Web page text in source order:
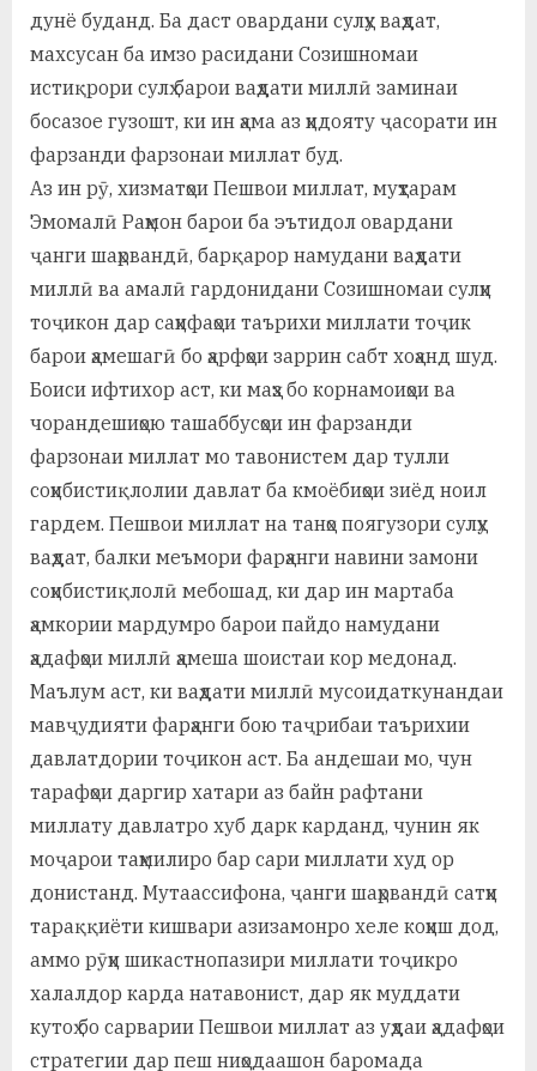
дунё буданд. Ба даст овардани сулҳу ваҳдат,
махсусан ба имзо расидани Созишномаи
истиқрори сулҳ барои ваҳдати миллӣ заминаи
босазое гузошт, ки ин ҳама аз ҳидояту ҷасорати ин
фарзанди фарзонаи миллат буд.
Аз ин рӯ, хизматҳои Пешвои миллат, муҳтарам
Эмомалӣ Раҳмон барои ба эътидол овардани
ҷанги шаҳрвандӣ, барқарор намудани ваҳдати
миллӣ ва амалӣ гардонидани Созишномаи сулҳи
тоҷикон дар саҳифаҳои таърихи миллати тоҷик
барои ҳамешагӣ бо ҳарфҳои заррин сабт хоҳанд шуд.
Боиси ифтихор аст, ки маҳз бо корнамоиҳои ва
чорандешиҳою ташаббусҳои ин фарзанди
фарзонаи миллат мо тавонистем дар тулли
соҳибистиқлолии давлат ба кмоёбиҳои зиёд ноил
гардем. Пешвои миллат на танҳо поягузори сулҳу
ваҳдат, балки меъмори фарҳанги навини замони
соҳибистиқлолӣ мебошад, ки дар ин мартаба
ҳамкории мардумро барои пайдо намудани
ҳадафҳои миллӣ ҳамеша шоистаи кор медонад.
Маълум аст, ки ваҳдати миллӣ мусоидаткунандаи
мавҷудияти фарҳанги бою таҷрибаи таърихии
давлатдории тоҷикон аст. Ба андешаи мо, чун
тарафҳои даргир хатари аз байн рафтани
миллату давлатро хуб дарк карданд, чунин як
моҷарои таҳмилиро бар сари миллати худ ор
донистанд. Мутаассифона, ҷанги шаҳрвандӣ сатҳи
тараққиёти кишвари азизамонро хеле коҳиш дод,
аммо рӯҳи шикастнопазири миллати тоҷикро
халалдор карда натавонист, дар як муддати
кутоҳ бо сарварии Пешвои миллат аз уҳдаи ҳадафҳои
стратегии дар пеш ниҳодаашон баромада